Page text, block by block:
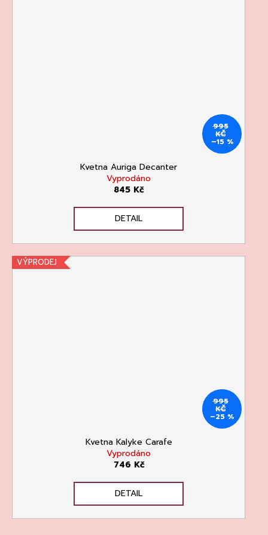
995
KČ
–15 %
Kvetna Auriga Decanter
Vyprodáno
845 Kč
DETAIL
VÝPRODEJ
995
KČ
–25 %
Kvetna Kalyke Carafe
Vyprodáno
746 Kč
DETAIL